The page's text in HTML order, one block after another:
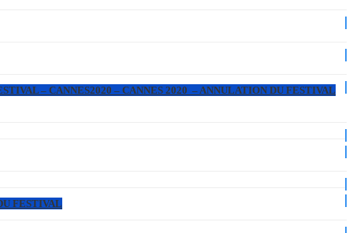
– CANNES2020 – CANNES 2020 – ANNULATION DU FESTIVAL
FESTIVAL